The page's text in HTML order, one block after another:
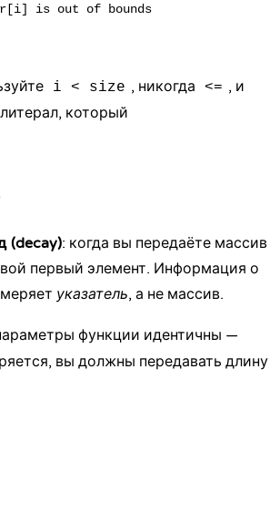
is out of bounds
i < size , никогда <= , и
который
(decay): когда вы передаёте массив
первый элемент. Информация о
указатель, а не массив.
функции идентичны —
вы должны передавать длину